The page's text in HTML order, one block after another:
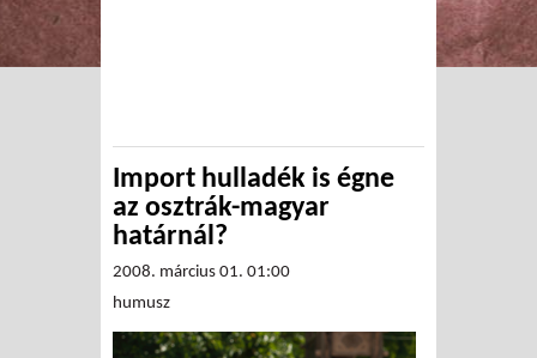
Import hulladék is égne
az osztrák-magyar
határnál?
2008. március 01. 01:00
humusz